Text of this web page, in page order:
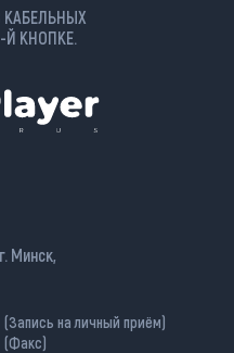
КАБЕЛЬНЫХ
Й КНОПКЕ.
Минск,
(Запись на личный приём)
(Факс)